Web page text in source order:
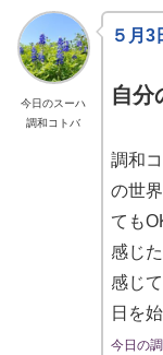
今日のスーハ
調和コトバ
５月3
自分
調和
の世
ても
感じ
感じ
日を
今日の